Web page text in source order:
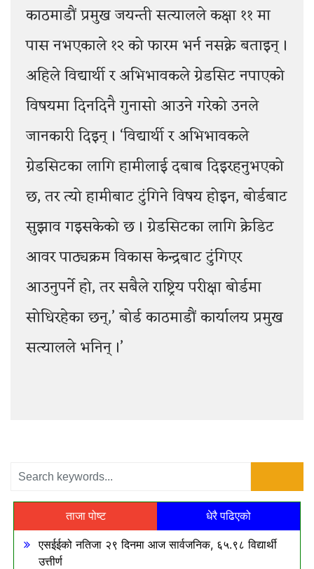
काठमाडौं प्रमुख जयन्ती सत्यालले कक्षा ११ मा
पास नभएकाले १२ को फारम भर्न नसक्ने बताइन् ।
अहिले विद्यार्थी र अभिभावकले ग्रेडसिट नपाएको
विषयमा दिनदिनै गुनासो आउने गरेको उनले
जानकारी दिइन् । ‘विद्यार्थी र अभिभावकले
ग्रेडसिटका लागि हामीलाई दबाब दिइरहनुभएको
छ, तर त्यो हामीबाट टुंगिने विषय होइन, बोर्डबाट
सुझाव गइसकेको छ । ग्रेडसिटका लागि क्रेडिट
आवर पाठ्यक्रम विकास केन्द्रबाट टुंगिएर
आउनुपर्ने हो, तर सबैले राष्ट्रिय परीक्षा बोर्डमा
सोधिरहेका छन्,’ बोर्ड काठमाडौं कार्यालय प्रमुख
सत्यालले भनिन् ।’
ताजा पोष्ट धेरै पढिएको
एसईईको नतिजा २९ दिनमा आज सार्वजनिक, ६५.९८ विद्यार्थी
उत्तीर्ण